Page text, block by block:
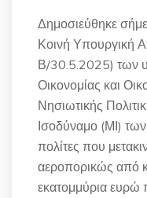
Δημοσιεύθηκε
Κοινή
Β/30.5.2025) των
Οικονομίας και
Νησιωτικής
Ισοδύναμο (ΜΙ)
πολίτες που
αεροπορικώς από
εκατομμύρια ευρώ